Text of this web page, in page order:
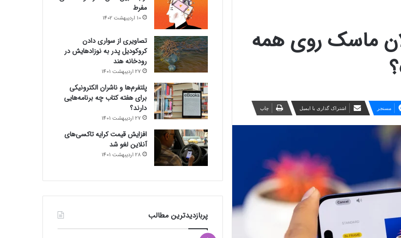
ماسک روی همه
مسنجر اشتراک گذاری با ایمیل چاپ
مفرط
10 اردیبهشت 1402
تصاویری از سواری دادن
کروکودیل پدر به نوزادهایش در
رودخانه هند
27 اردیبهشت 1401
پلتفرم‌ها و ناشران الکترونیکی
برای هفته کتاب چه برنامه‌هایی
دارند؟
27 اردیبهشت 1401
افزایش قیمت کرایه تاکسی‌های
آنلاین لغو شد
28 اردیبهشت 1401
پربازدیدترین مطالب